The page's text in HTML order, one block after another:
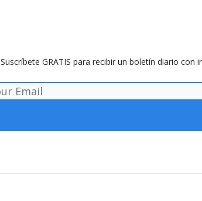
Suscríbete GRATIS para recibir un boletín diario